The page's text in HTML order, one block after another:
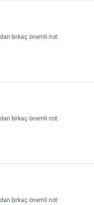
birkaç önemli not:
birkaç önemli not:
birkaç önemli not: